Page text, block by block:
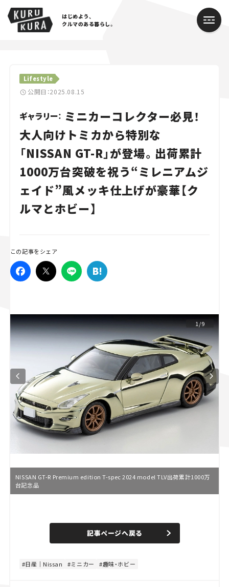
はじめよう、
クルマのある暮らし。
Lifestyle
公開日：2025.08.15
ギャラリー： ミニカーコレクター必見！
大人向けトミカから特別な
「NISSAN GT-R」が登場。出荷累計
1000万台突破を祝う“ミレニアムジ
ェイド”風メッキ仕上げが豪華【ク
ルマとホビー】
この記事をシェア
1/9
NISSAN GT-R Premium edition T-spec 2024 model TLV出荷累計1000万
台記念品
n
e
d
4
記事ページへ戻る
日産｜Nissan ミニカー 趣味・ホビー
Cars
Lifestyle
Traffic
Series
Campaign
マツダ｜Mazda